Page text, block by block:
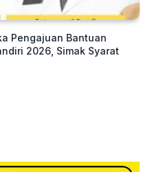
Pengajuan Bantuan
2026, Simak Syarat